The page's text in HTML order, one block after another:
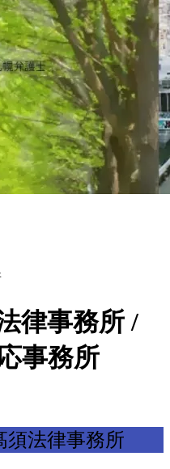
律事務所 /
事務所
須法律事務所